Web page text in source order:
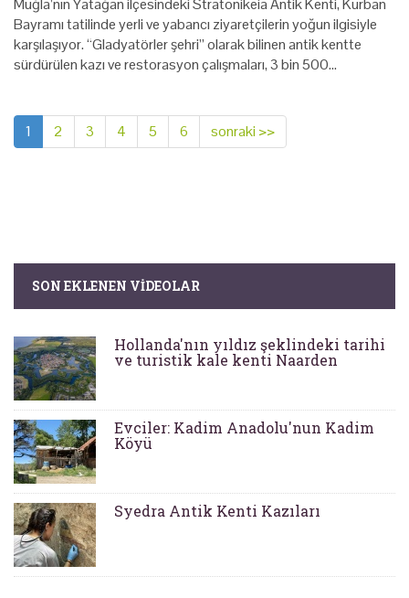
Muğla’nın Yatağan ilçesindeki Stratonikeia Antik Kenti, Kurban
Bayramı tatilinde yerli ve yabancı ziyaretçilerin yoğun ilgisiyle
karşılaşıyor. “Gladyatörler şehri” olarak bilinen antik kentte
sürdürülen kazı ve restorasyon çalışmaları, 3 bin 500…
1 2 3 4 5 6 sonraki >>
SON EKLENEN VIDEOLAR
Hollanda'nın yıldız şeklindeki tarihi
ve turistik kale kenti Naarden
Evciler: Kadim Anadolu'nun Kadim
Köyü
Syedra Antik Kenti Kazıları